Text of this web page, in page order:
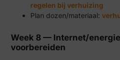
regelen bij verhuizing
Plan dozen/materiaal:
Week 8 — Internet/
voorbereiden